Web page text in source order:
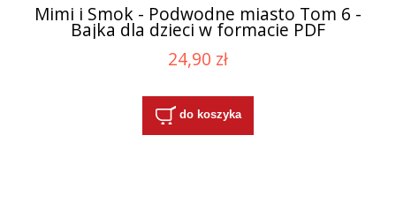
Mimi i Smok - Podwodne miasto Tom 6 -
Bajka dla dzieci w formacie PDF
24,90 zł
do koszyka